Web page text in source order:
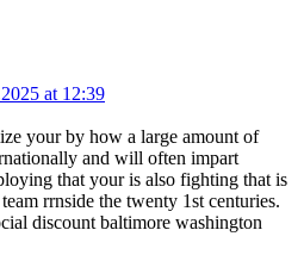
at 12:39
your by how a large amount of
and will often impart
that your is also fighting that is
rrnside the twenty 1st centuries.
discount baltimore washington